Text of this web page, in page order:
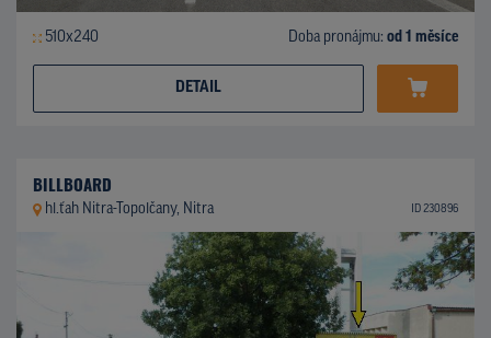
510x240 Doba pronájmu: od 1 měsíce
DETAIL
BILLBOARD
hl.ťah Nitra-Topolčany, Nitra ID 230896